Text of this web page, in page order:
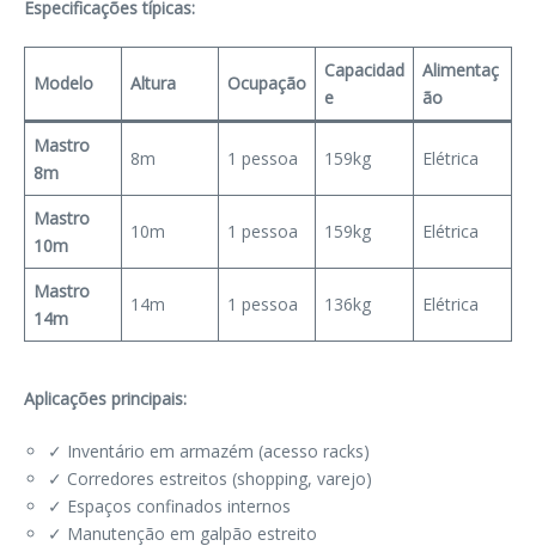
Especificações típicas:
Modelo Altura Ocupação
Capacidad
e
Alimentaç
ão
Mastro
8m
8m 1 pessoa 159kg Elétrica
Mastro
10m
10m 1 pessoa 159kg Elétrica
Mastro
14m
14m 1 pessoa 136kg Elétrica
Aplicações principais:
✓ Inventário em armazém (acesso racks)
✓ Corredores estreitos (shopping, varejo)
✓ Espaços confinados internos
✓ Manutenção em galpão estreito